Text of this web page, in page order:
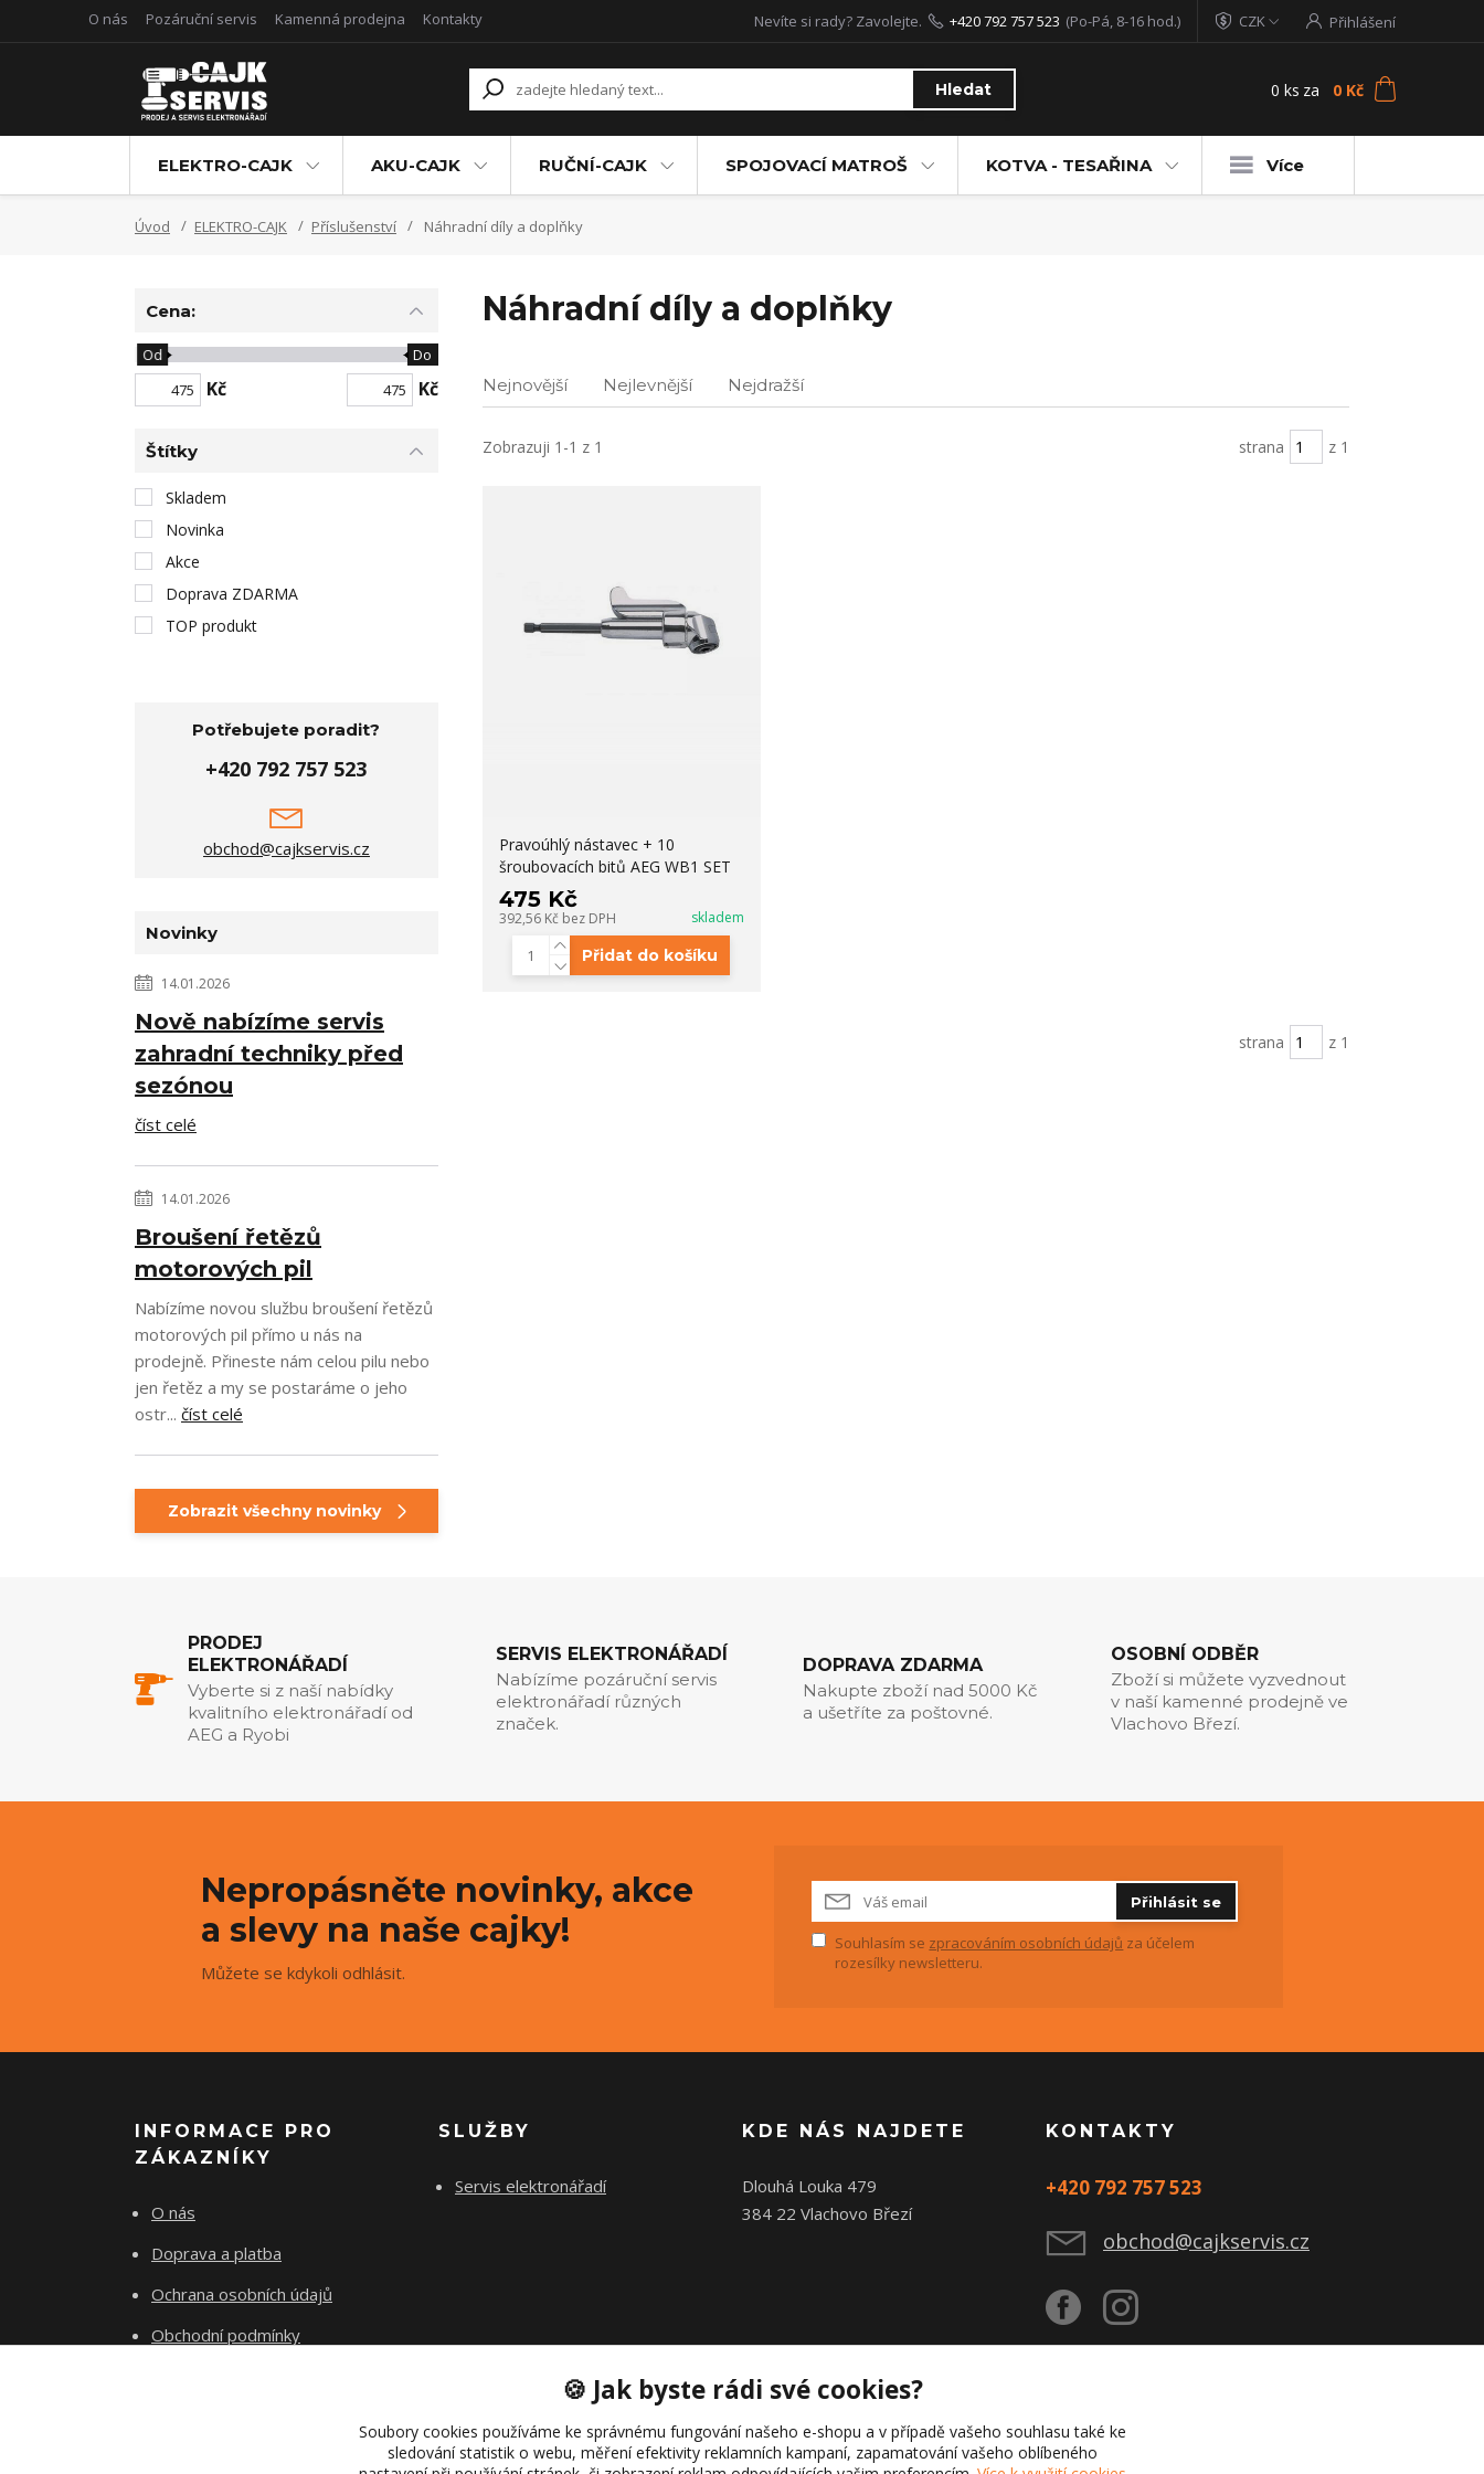
O nás Pozáruční servis Kamenná prodejna Kontakty CZK Přihlášení
Hledat
Nevíte si rady? Zavolejte. +420 792 757 523 (Po-Pá, 8-16 hod.)
0 ks za 0 Kč
ELEKTRO-CAJK AKU-CAJK RUČNÍ-CAJK SPOJOVACÍ MATROŠ KOTVA - TESAŘINA Více
Úvod ELEKTRO-CAJK Příslušenství Náhradní díly a doplňky
Náhradní díly a doplňky
Nejnovější Nejlevnější Nejdražší
Zobrazuji 1-1 z 1 strana z 1
Pravoúhlý nástavec + 10
šroubovacích bitů AEG WB1 SET
475 Kč
392,56 Kč bez DPH skladem
Přidat do košíku
strana z 1
Cena:
Kč
Od Do
Kč
Štítky
Skladem
Novinka
Akce
Doprava ZDARMA
TOP produkt
Potřebujete poradit?
+420 792 757 523
obchod@cajkservis.cz
Novinky
14.01.2026
Nově nabízíme servis
zahradní techniky před
sezónou
číst celé
14.01.2026
Broušení řetězů
motorových pil
Nabízíme novou službu broušení řetězů
motorových pil přímo u nás na
prodejně. Přineste nám celou pilu nebo
jen řetěz a my se postaráme o jeho
ostr... číst celé
Zobrazit všechny novinky
PRODEJ
ELEKTRONÁŘADÍ
Vyberte si z naší nabídky
kvalitního elektronářadí od
AEG a Ryobi
SERVIS ELEKTRONÁŘADÍ
Nabízíme pozáruční servis
elektronářadí různých
značek.
DOPRAVA ZDARMA
Nakupte zboží nad 5000 Kč
a ušetříte za poštovné.
OSOBNÍ ODBĚR
Zboží si můžete vyzvednout
v naší kamenné prodejně ve
Vlachovo Březí.
Nepropásněte novinky, akce
a slevy na naše cajky!
Můžete se kdykoli odhlásit.
Přihlásit se
Souhlasím se zpracováním osobních údajů za účelem
rozesílky newsletteru.
INFORMACE PRO
ZÁKAZNÍKY
O nás
Doprava a platba
Ochrana osobních údajů
Obchodní podmínky
SLUŽBY
Servis elektronářadí
KDE NÁS NAJDETE
Dlouhá Louka 479
384 22 Vlachovo Březí
KONTAKTY
+420 792 757 523
obchod@cajkservis.cz
🍪 Jak byste rádi své cookies?
Soubory cookies používáme ke správnému fungování našeho e-shopu a v případě vašeho souhlasu také ke
sledování statistik o webu, měření efektivity reklamních kampaní, zapamatování vašeho oblíbeného